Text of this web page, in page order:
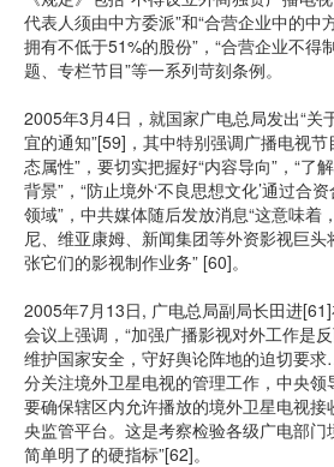
代表人须由中方委派”和“合营企业中的中
拥有不低于51%的股份”，“合营企业不得
题、专栏节目”等一系列苛刻条例。
2005年3月4日，就国家广电总局发出“关
宜的通知”[59]，其中特别强调广播电视
态属性”，要切实把握好“内容导向”，“了
背景”，“防止境外‘不良思想文化’通过合
领域”，中共媒体随后发放消息“这意味着
尼、维亚康姆、新闻集团等外资影视巨
张它们的影视制作业务” [60]。
2005年7月13日, 广电总局副局长田进
会议上强调，“加强广播影视对外工作是
维护国家安全，守好舆论阵地的迫切要
分关注境外卫星电视的管理工作，中央
要确保辖区内允许播放的境外卫星电视接
央监管平台。这是考察检验各级广电部
简单明了的硬指标”[62]。